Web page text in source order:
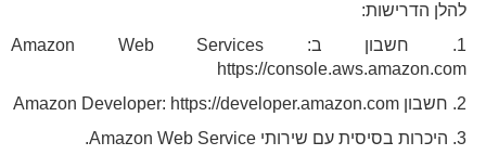
להלן הדרישות:
1. חשבון בAmazon Web Services :
https://console.aws.amazon.com
2. חשבון Amazon Developer: https://developer.amazon.com
3. היכרות בסיסית עם שירותי Amazon Web Service.